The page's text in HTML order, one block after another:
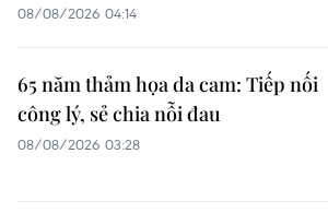
08/08/2026 04:14
65 năm thảm họa da cam: Tiếp nối
công lý, sẻ chia nỗi đau
08/08/2026 03:28